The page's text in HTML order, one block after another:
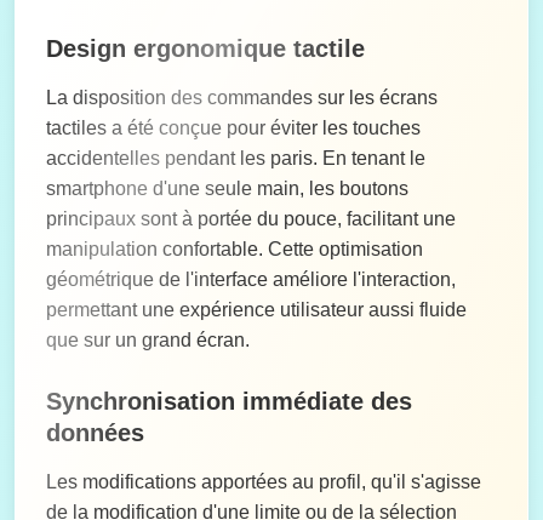
Design ergonomique tactile
La disposition des commandes sur les écrans
tactiles a été conçue pour éviter les touches
accidentelles pendant les paris. En tenant le
smartphone d'une seule main, les boutons
principaux sont à portée du pouce, facilitant une
manipulation confortable. Cette optimisation
géométrique de l'interface améliore l'interaction,
permettant une expérience utilisateur aussi fluide
que sur un grand écran.
Synchronisation immédiate des
données
Les modifications apportées au profil, qu'il s'agisse
de la modification d'une limite ou de la sélection